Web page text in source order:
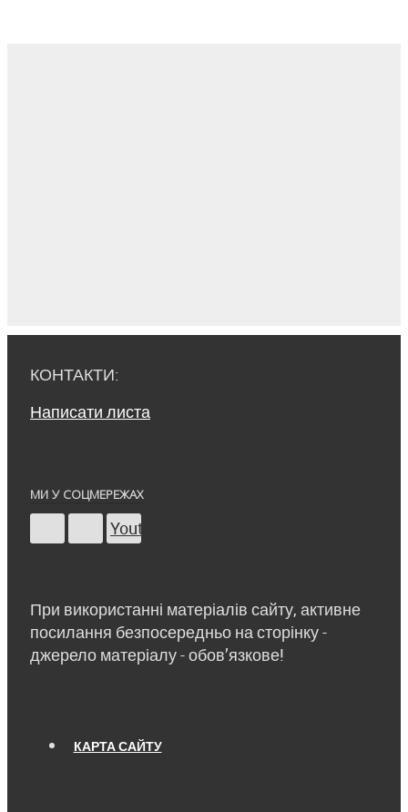
КОНТАКТИ:
Написати листа
МИ У СОЦМЕРЕЖАХ
Youtube
При використанні матеріалів сайту, активне
посилання безпосередньо на сторінку -
джерело матеріалу - обов’язкове!
КАРТА САЙТУ